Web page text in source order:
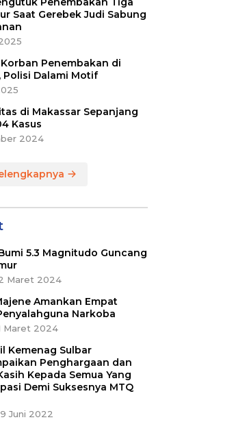
Saat Gerebek Judi Sabung
Penembakan di
Polisi Dalami Motif
di Makassar Sepanjang
Kasus
2024
5.3 Magnitudo Guncang
Maret 2024
Amankan Empat
Narkoba
Maret 2024
Kemenag Sulbar
Penghargaan dan
Kepada Semua Yang
Demi Suksesnya MTQ
Juni 2022